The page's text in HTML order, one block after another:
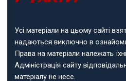
Усі матеріали на цьому сайті
надаються виключно в
Права на матеріали належать
Адміністрація сайту
матеріалу не несе.